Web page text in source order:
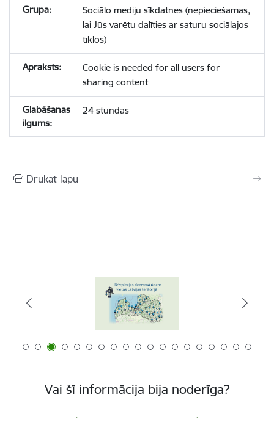
Sociālo mediju sīkdatnes (nepieciešamas,
lai Jūs varētu dalīties ar saturu sociālajos
tīklos)
Cookie is needed for all users for
sharing content
24 stundas
Drukāt lapu
Vai šī informācija bija noderīga?